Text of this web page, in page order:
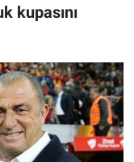
kupasını